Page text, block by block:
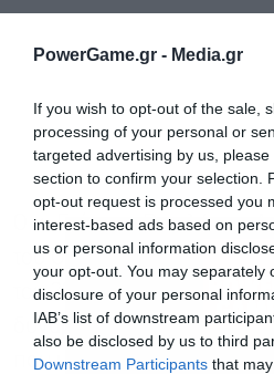
PowerGame.gr - Media.gr
If you wish to opt-out of the sale,
processing of your personal or
targeted advertising by us,
section to confirm your selection.
opt-out request is processed you
interest-based ads based on
us or personal information
your opt-out. You may separately
disclosure of your personal
IAB’s list of downstream
also be disclosed by us to third
Downstream Participants that
Ο κ. Γιώργος Βασιλάκoς,
του Ομίλου Fourlis,
του 2026 επιβεβαιώνει τη
δυναμική του Ομίλου, με
που υποστηρίζεται από